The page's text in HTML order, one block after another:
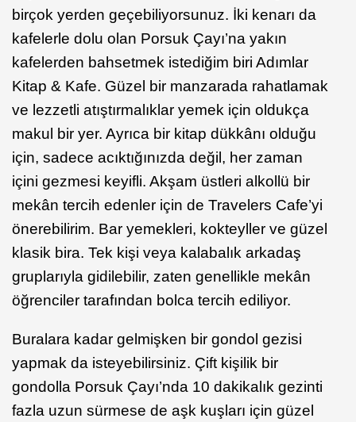
birçok yerden geçebiliyorsunuz. İki kenarı da
kafelerle dolu olan Porsuk Çayı’na yakın
kafelerden bahsetmek istediğim biri Adımlar
Kitap & Kafe. Güzel bir manzarada rahatlamak
ve lezzetli atıştırmalıklar yemek için oldukça
makul bir yer. Ayrıca bir kitap dükkânı olduğu
için, sadece acıktığınızda değil, her zaman
içini gezmesi keyifli. Akşam üstleri alkollü bir
mekân tercih edenler için de Travelers Cafe’yi
önerebilirim. Bar yemekleri, kokteyller ve güzel
klasik bira. Tek kişi veya kalabalık arkadaş
gruplarıyla gidilebilir, zaten genellikle mekân
öğrenciler tarafından bolca tercih ediliyor.
Buralara kadar gelmişken bir gondol gezisi
yapmak da isteyebilirsiniz. Çift kişilik bir
gondolla Porsuk Çayı’nda 10 dakikalık gezinti
fazla uzun sürmese de aşk kuşları için güzel